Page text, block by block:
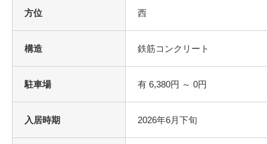
方位 西
構造 鉄筋コンクリート
駐車場 有 6,380円 ～ 0円
入居時期 2026年6月下旬